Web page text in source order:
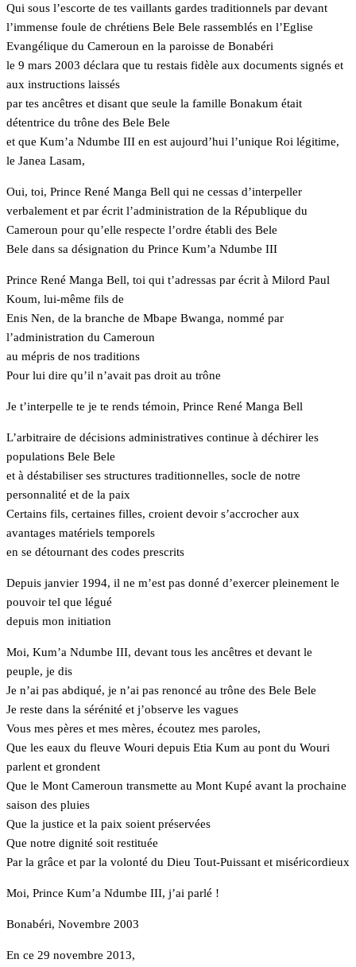
Qui sous l’escorte de tes vaillants gardes traditionnels par devant
l’immense foule de chrétiens Bele Bele rassemblés en l’Eglise
Evangélique du Cameroun en la paroisse de Bonabéri
le 9 mars 2003 déclara que tu restais fidèle aux documents signés et
aux instructions laissés
par tes ancêtres et disant que seule la famille Bonakum était
détentrice du trône des Bele Bele
et que Kum’a Ndumbe III en est aujourd’hui l’unique Roi légitime,
le Janea Lasam,
Oui, toi, Prince René Manga Bell qui ne cessas d’interpeller
verbalement et par écrit l’administration de la République du
Cameroun pour qu’elle respecte l’ordre établi des Bele
Bele dans sa désignation du Prince Kum’a Ndumbe III
Prince René Manga Bell, toi qui t’adressas par écrit à Milord Paul
Koum, lui-même fils de
Enis Nen, de la branche de Mbape Bwanga, nommé par
l’administration du Cameroun
au mépris de nos traditions
Pour lui dire qu’il n’avait pas droit au trône
Je t’interpelle te je te rends témoin, Prince René Manga Bell
L’arbitraire de décisions administratives continue à déchirer les
populations Bele Bele
et à déstabiliser ses structures traditionnelles, socle de notre
personnalité et de la paix
Certains fils, certaines filles, croient devoir s’accrocher aux
avantages matériels temporels
en se détournant des codes prescrits
Depuis janvier 1994, il ne m’est pas donné d’exercer pleinement le
pouvoir tel que légué
depuis mon initiation
Moi, Kum’a Ndumbe III, devant tous les ancêtres et devant le
peuple, je dis
Je n’ai pas abdiqué, je n’ai pas renoncé au trône des Bele Bele
Je reste dans la sérénité et j’observe les vagues
Vous mes pères et mes mères, écoutez mes paroles,
Que les eaux du fleuve Wouri depuis Etia Kum au pont du Wouri
parlent et grondent
Que le Mont Cameroun transmette au Mont Kupé avant la prochaine
saison des pluies
Que la justice et la paix soient préservées
Que notre dignité soit restituée
Par la grâce et par la volonté du Dieu Tout-Puissant et miséricordieux
Moi, Prince Kum’a Ndumbe III, j’ai parlé !
Bonabéri, Novembre 2003
En ce 29 novembre 2013,